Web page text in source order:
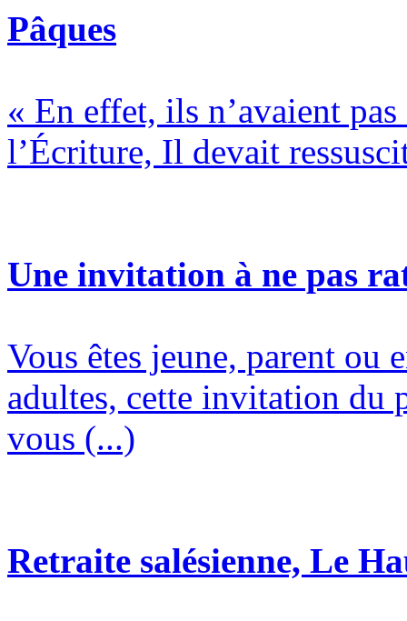
Pâques
« En effet, ils n’avaient
l’Écriture, Il devait
Une invitation à ne pas
Vous êtes jeune, parent ou
adultes, cette invitation du
vous (...)
Retraite salésienne, Le